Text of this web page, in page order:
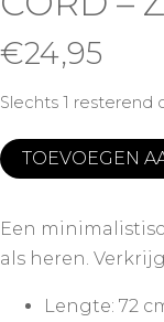
€24,95
Slechts 1 resterend
Minimalistic
Unisex
Brillenkoord
-
Sunny
TOEVOEGEN
Een
als heren.
Lengte: 72